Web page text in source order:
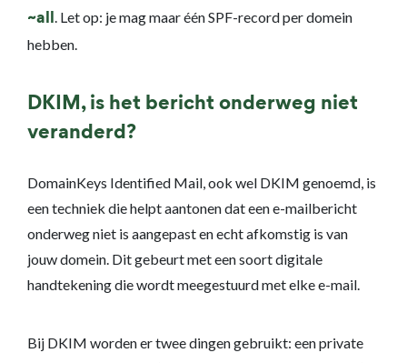
~all
. Let op: je mag maar één SPF-record per domein
hebben.
DKIM, is het bericht onderweg niet
veranderd?
DomainKeys Identified Mail, ook wel DKIM genoemd, is
een techniek die helpt aantonen dat een e-mailbericht
onderweg niet is aangepast en echt afkomstig is van
jouw domein. Dit gebeurt met een soort digitale
handtekening die wordt meegestuurd met elke e-mail.
Bij DKIM worden er twee dingen gebruikt: een private